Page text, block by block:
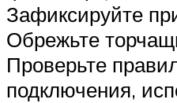
Зафиксируйте
Обрежьте
Проверьте
подключения,